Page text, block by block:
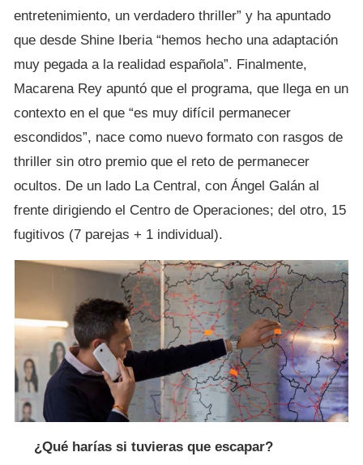
entretenimiento, un verdadero thriller” y ha apuntado
que desde Shine Iberia “hemos hecho una adaptación
muy pegada a la realidad española”. Finalmente,
Macarena Rey apuntó que el programa, que llega en un
contexto en el que “es muy difícil permanecer
escondidos”, nace como nuevo formato con rasgos de
thriller sin otro premio que el reto de permanecer
ocultos. De un lado La Central, con Ángel Galán al
frente dirigiendo el Centro de Operaciones; del otro, 15
fugitivos (7 parejas + 1 individual).
¿Qué harías si tuvieras que escapar?